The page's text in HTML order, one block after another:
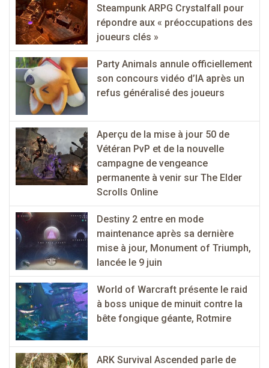
Steampunk ARPG Crystalfall pour
répondre aux « préoccupations des
joueurs clés »
Party Animals annule officiellement
son concours vidéo d’IA après un
refus généralisé des joueurs
Aperçu de la mise à jour 50 de
Vétéran PvP et de la nouvelle
campagne de vengeance
permanente à venir sur The Elder
Scrolls Online
Destiny 2 entre en mode
maintenance après sa dernière
mise à jour, Monument of Triumph,
lancée le 9 juin
World of Warcraft présente le raid
à boss unique de minuit contre la
bête fongique géante, Rotmire
ARK Survival Ascended parle de